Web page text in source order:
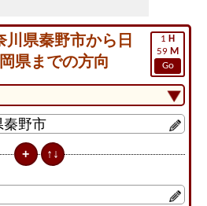
1 H
59 M
Go
川県秦野市から日
県までの方向